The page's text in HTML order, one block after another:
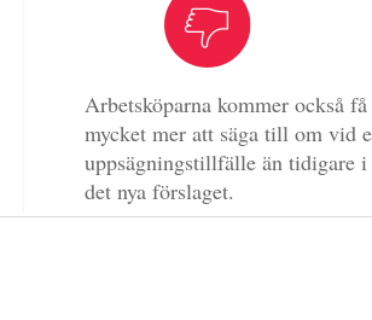
Arbetsköparna kommer också få
mycket mer att säga till om vid
uppsägningstillfälle än tidigare i
det nya förslaget.